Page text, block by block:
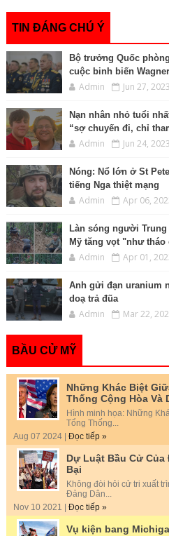
k
e
TIN ĐÁNG CHÚ Ý
Bộ trưởng Quốc
cuộc binh biến Wagner
Admin Jun 27, 2023
Nạn nhân nhỏ tuổi
“sợ chuyến đi, chỉ
Admin Jun 24, 2023
Nóng: Nổ lớn ở St
tiếng Nga thiệt mạng
Admin Apr 06,
Làn sóng người
Mỹ tăng vọt "như
Admin Apr 01,
Anh gửi đạn uranium
doạ trả đũa
Admin Mar 22,
BẦU CỬ MỸ
Những Khác Biệt
Thống Cộng Hòa Và
Hình minh họa: Những
Tổng Thống...
Aug 07 2024 | Đọc tiếp »
Dự Luật Bầu Cử
Bại
Không đòi hỏi cử tri xuất
Đảng Dân...
Nov 10 2021 | Đọc tiếp »
Vụ kiện bang